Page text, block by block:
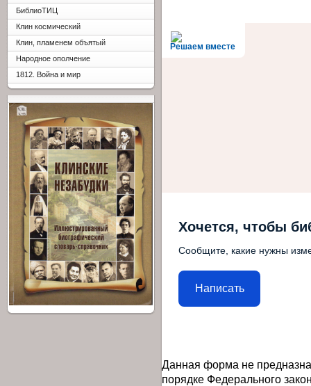
Решаем вместе
Хочется, чтобы
Сообщите, какие нужны
Написать
Данная форма не
порядке Федерального
БиблиоТИЦ
Клин космический
Клин, пламенем объятый
Народное ополчение
1812. Война и мир